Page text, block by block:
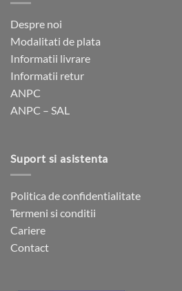
pot
fi
alese
în
Despre noi
Modalitati de plata
Informatii livrare
Informatii retur
ANPC
ANPC – SAL
Suport si asistenta
Politica de confidentialitate
Termeni si conditii
Cariere
Contact